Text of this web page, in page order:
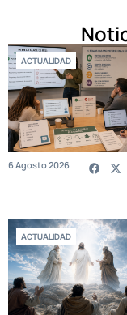
ACTUALIDAD
6 Agosto 2026
ACTUALIDAD